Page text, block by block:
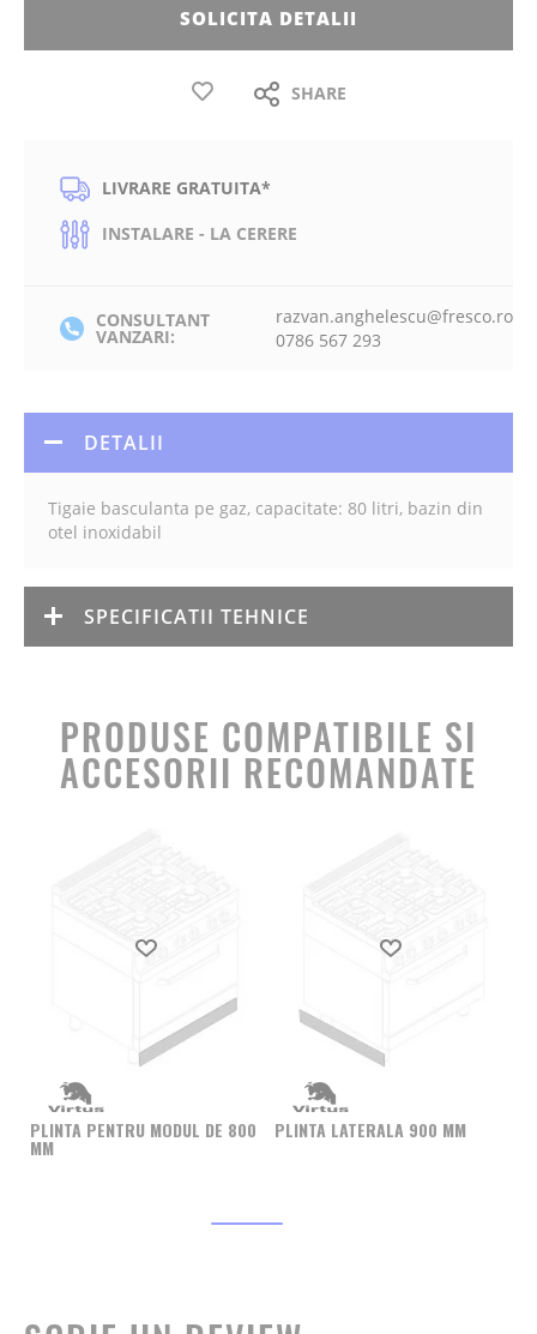
SOLICITA DETALII
SHARE
LIVRARE GRATUITA*
INSTALARE - LA CERERE
CONSULTANT
VANZARI:
razvan.anghelescu@fresco.ro
0786 567 293
DETALII
Tigaie basculanta pe gaz, capacitate: 80 litri, bazin din
otel inoxidabil
SPECIFICATII TEHNICE
PRODUSE COMPATIBILE SI
ACCESORII RECOMANDATE
Produs favorit
PLINTA PENTRU MODUL DE 800
MM
Produs favorit
PLINTA LATERALA 900 MM